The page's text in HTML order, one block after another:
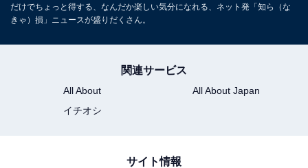
だけでちょっと得する、なんだか楽しい気分になれる、ネット発「知ら（な
きゃ）損」ニュースが盛りだくさん。
関連サービス
All About
All About Japan
イチオシ
サイト情報